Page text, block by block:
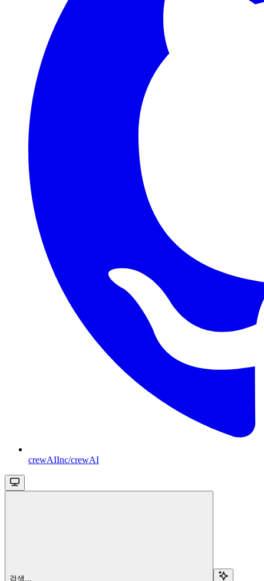
crewAIInc/crewAI
검색...